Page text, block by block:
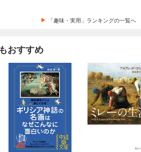
「趣味・実用」ランキングの一覧へ
おすすめ